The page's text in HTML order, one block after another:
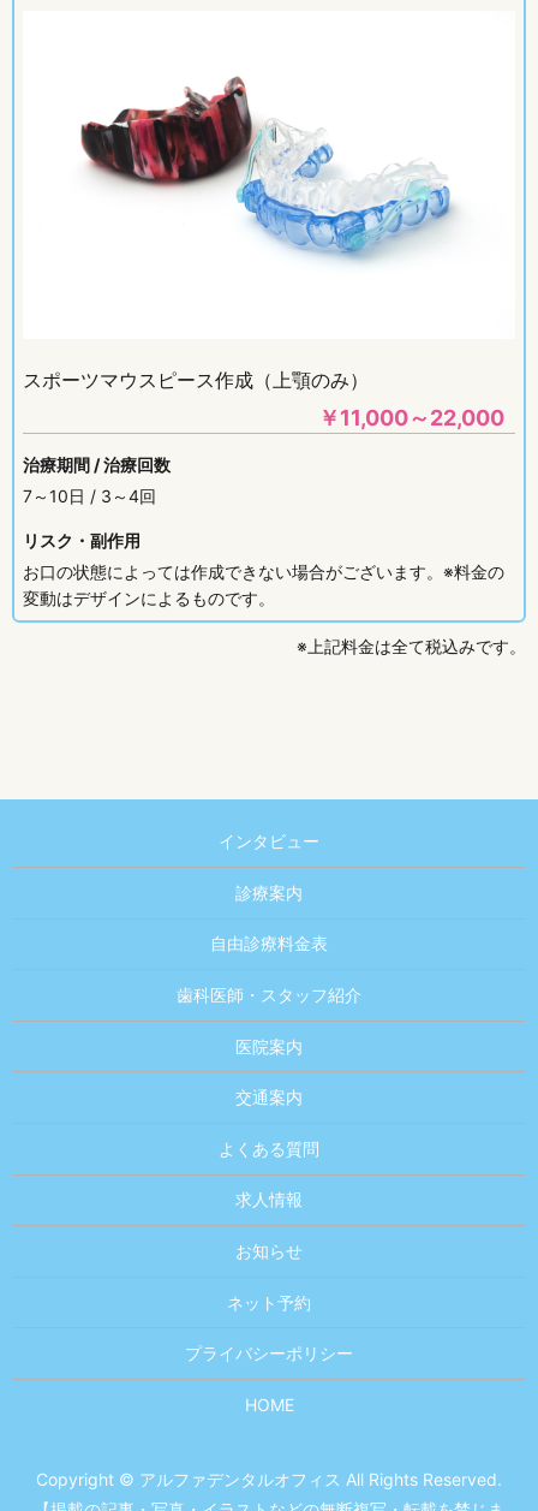
スポーツマウスピース作成（上顎のみ）
￥11,000～22,000
治療期間 / 治療回数
7～10日 / 3～4回
リスク・副作用
お口の状態によっては作成できない場合がございます。※料金の
変動はデザインによるものです。
※上記料金は全て税込みです。
インタビュー
診療案内
自由診療料金表
歯科医師・スタッフ紹介
医院案内
交通案内
よくある質問
求人情報
お知らせ
ネット予約
プライバシーポリシー
HOME
Copyright © アルファデンタルオフィス All Rights Reserved.